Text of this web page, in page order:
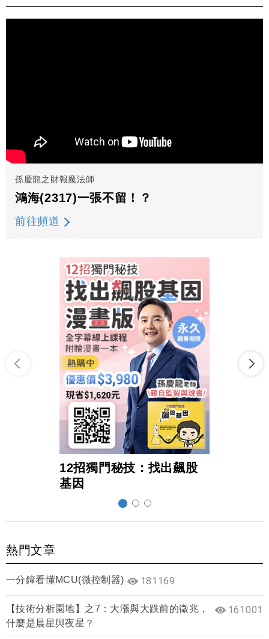
孫慶龍之財報魔法師
鴻海(2317)一張不留！？
前往頻道
12招獨門秘技：找出飆股
基因
熱門文章
一分鐘看懂MCU(微控制器) 181169
【技術分析園地】之7：大漲與大跌前的徵兆，
什麼是晨星與夜星？
161001